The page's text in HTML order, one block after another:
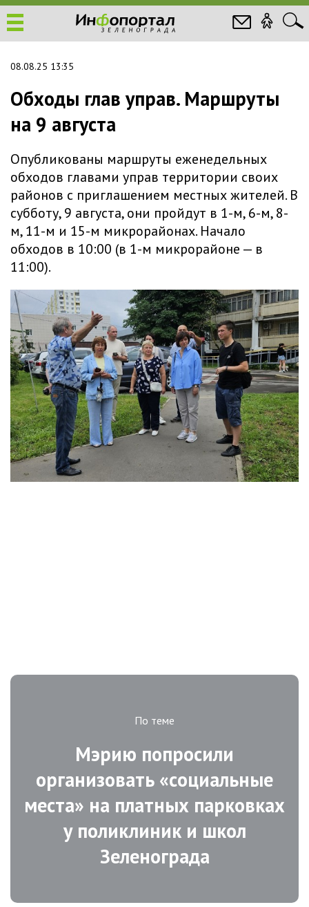
08.08.25 13:35
Обходы глав управ. Маршруты
на 9 августа
Опубликованы маршруты еженедельных
обходов главами управ территории своих
районов с приглашением местных жителей. В
субботу, 9 августа, они пройдут в 1-м, 6-м, 8-
м, 11-м и 15-м микрорайонах. Начало
обходов в 10:00 (в 1-м микрорайоне — в
11:00).
По теме
Мэрию попросили
организовать «социальные
места» на платных парковках
у поликлиник и школ
Зеленограда